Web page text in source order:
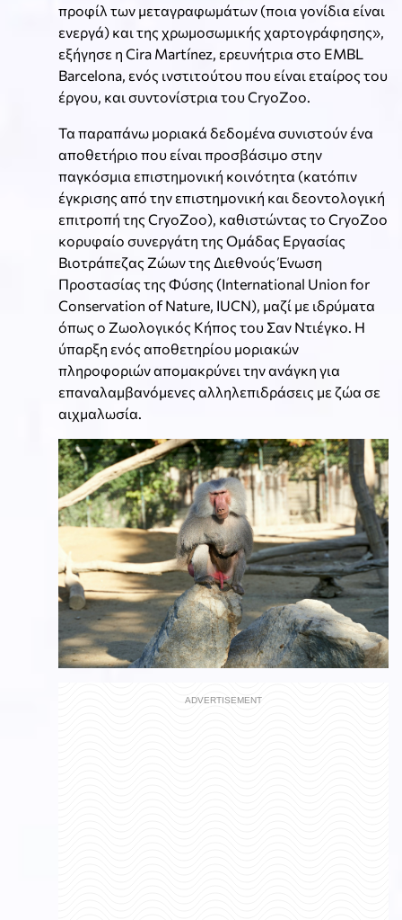
προφίλ των μεταγραφωμάτων (ποια γονίδια είναι
ενεργά) και της χρωμοσωμικής χαρτογράφησης»,
εξήγησε η Cira Martínez, ερευνήτρια στο EMBL
Barcelona, ενός ινστιτούτου που είναι εταίρος του
έργου, και συντονίστρια του CryoZoo.
Τα παραπάνω μοριακά δεδομένα συνιστούν ένα
αποθετήριο που είναι προσβάσιμο στην
παγκόσμια επιστημονική κοινότητα (κατόπιν
έγκρισης από την επιστημονική και δεοντολογική
επιτροπή της CryoZoo), καθιστώντας το CryoZoo
κορυφαίο συνεργάτη της Ομάδας Εργασίας
Βιοτράπεζας Ζώων της Διεθνούς Ένωση
Προστασίας της Φύσης (International Union for
Conservation of Nature, IUCN), μαζί με ιδρύματα
όπως ο Ζωολογικός Κήπος του Σαν Ντιέγκο. Η
ύπαρξη ενός αποθετηρίου μοριακών
πληροφοριών απομακρύνει την ανάγκη για
επαναλαμβανόμενες αλληλεπιδράσεις με ζώα σε
αιχμαλωσία.